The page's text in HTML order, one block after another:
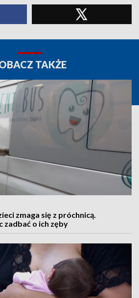
TAKŻE
zmaga się z próchnicą.
zadbać o ich zęby